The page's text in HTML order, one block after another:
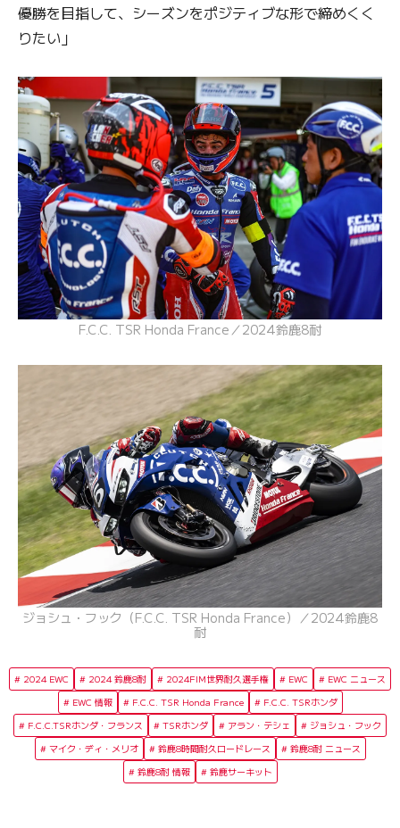
優勝を目指して、シーズンをポジティブな形で締めくく
りたい」
F.C.C. TSR Honda France／2024鈴鹿8耐
ジョシュ・フック（F.C.C. TSR Honda France）／2024鈴鹿8
耐
2024 EWC 2024 鈴鹿8耐 2024FIM世界耐久選手権 EWC
EWC ニュース
EWC 情報
F.C.C. TSR Honda France
F.C.C. TSRホンダ
F.C.C.TSRホンダ・フランス
TSRホンダ アラン・テシェ
ジョシュ・フック
マイク・ディ・メリオ
鈴鹿8時間耐久ロードレース
鈴鹿8耐 ニュース
鈴鹿8耐 情報
鈴鹿サーキット